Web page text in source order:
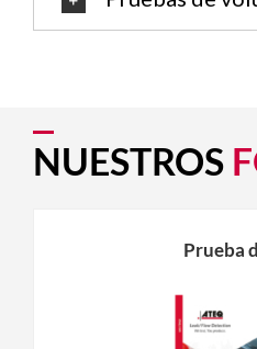
NUESTROS
Prueba